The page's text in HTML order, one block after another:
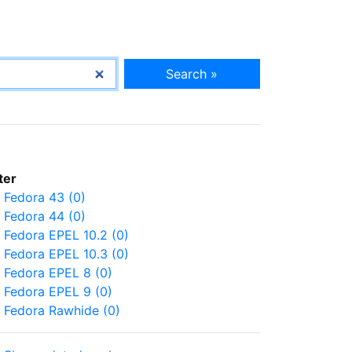
Search »
Fedora 43 (0)
Fedora 44 (0)
Fedora EPEL 10.2 (0)
Fedora EPEL 10.3 (0)
Fedora EPEL 8 (0)
Fedora EPEL 9 (0)
Fedora Rawhide (0)